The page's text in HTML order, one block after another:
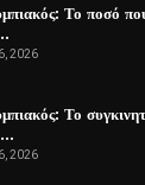
Το ποσό
2026
Το
2026